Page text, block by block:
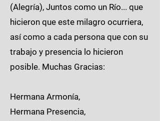
(Alegría), Juntos como un Río... que
hicieron que este milagro ocurriera,
así como a cada persona que con su
trabajo y presencia lo hicieron
posible. Muchas Gracias:
Hermana Armonía,
Hermana Presencia,